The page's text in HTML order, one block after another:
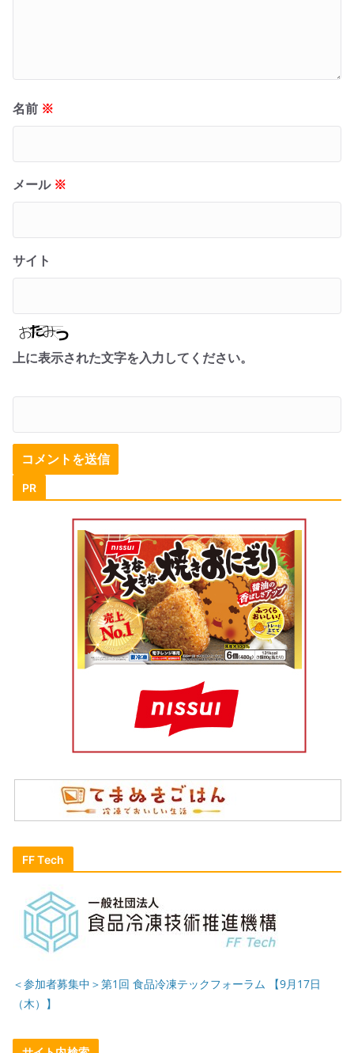
名前 ※
メール ※
サイト
上に表示された文字を入力してください。
PR
FF Tech
＜参加者募集中＞第1回 食品冷凍テックフォーラム 【9月17日
（木）】